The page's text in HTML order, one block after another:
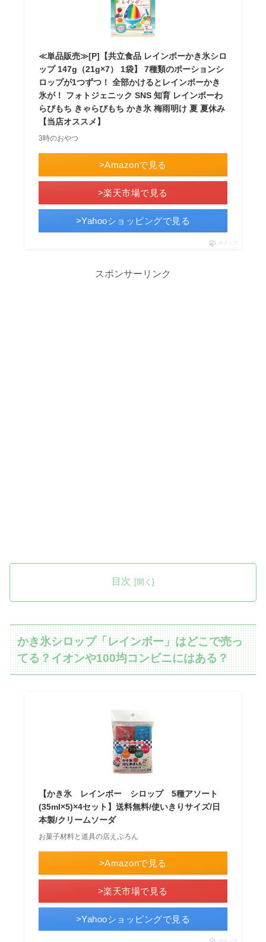
≪単品販売≫[P]【共立食品 レインボーかき氷シロ
ップ 147g（21g×7） 1袋】 7種類のポーションシ
ロップが1つずつ！ 全部かけるとレインボーかき
氷が！ フォトジェニック SNS 知育 レインボーわ
らびもち きゃらびもち かき氷 梅雨明け 夏 夏休み
【当店オススメ】
3時のおやつ
>Amazonで見る
>楽天市場で見る
>Yahooショッピングで見る
ポチップ
スポンサーリンク
目次
かき氷シロップ「レインボー」はどこで売っ
てる？イオンや100均コンビニにはある？
【かき氷 レインボー シロップ 5種アソート
(35ml×5)×4セット】送料無料/使いきりサイズ/日
本製/クリームソーダ
お菓子材料と道具の店えぷろん
>Amazonで見る
>楽天市場で見る
>Yahooショッピングで見る